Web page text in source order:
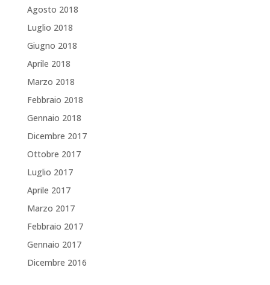
Agosto 2018
Luglio 2018
Giugno 2018
Aprile 2018
Marzo 2018
Febbraio 2018
Gennaio 2018
Dicembre 2017
Ottobre 2017
Luglio 2017
Aprile 2017
Marzo 2017
Febbraio 2017
Gennaio 2017
Dicembre 2016